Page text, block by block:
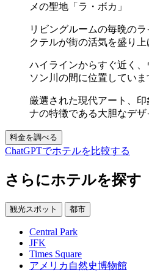
メの聖地「ラ・ボカ」
リビングルームの毎晩の
クテルが街の活気を盛り上
ハイラインからすぐ近く
ソン川の間に位置していま
厳選された現代アート、
ナの特徴である大胆なデ
料金を調べる
ChatGPTでホテルを比較する
さらにホテルを探す
観光スポット 都市
Central Park
JFK
Times Square
アメリカ自然史博物館